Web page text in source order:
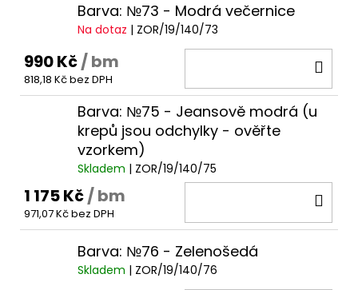
Barva: №73 - Modrá večernice
Na dotaz | ZOR/19/140/73
990 Kč/ bm
818,18 Kč bez DPH
Barva: №75 - Jeansově modrá (u
krepů jsou odchylky - ověřte
vzorkem)
Skladem | ZOR/19/140/75
1 175 Kč/ bm
971,07 Kč bez DPH
Barva: №76 - Zelenošedá
Skladem | ZOR/19/140/76